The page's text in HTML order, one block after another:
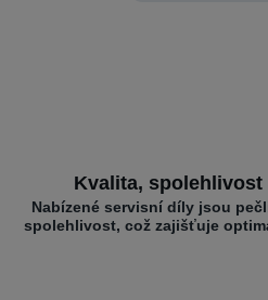
Kvalita,
Nabízené servisní díly jsou
spolehlivost, což zajišťuje